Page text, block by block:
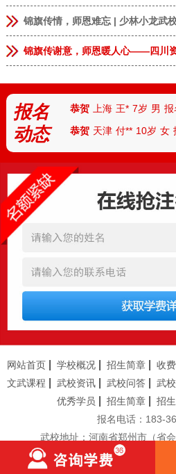
锦旗传情，师恩难忘 | 少林小龙武
锦旗传谢意，师恩暖人心——四川
报名
动态
恭贺 河南郑州 李** 13岁
恭贺 河南郑州 8岁
恭贺 河南商丘 张** 9岁
恭贺 天津 付** 10岁 女
恭贺 河北 陈* 12岁 女
恭贺
湖北襄阳 路* 13岁
恭贺 湖南怀化
恭贺 厦门 朱*
恭贺 杭州 刘** 10岁 女
四川成都 曹* 10岁
恭贺 新疆 古** 11岁 男
恭贺 河南郑州 李** 13岁
恭贺 河南郑州 林* 8岁
河南商丘 张** 9岁
王*
恭贺
天津
网站首页| 学校概况| 招生简章| 收
文武课程 武校资讯| 武校问答| 武
优秀学员 |招生简章 |招
报名电话：183-
武校地址：河南省郑州市（省